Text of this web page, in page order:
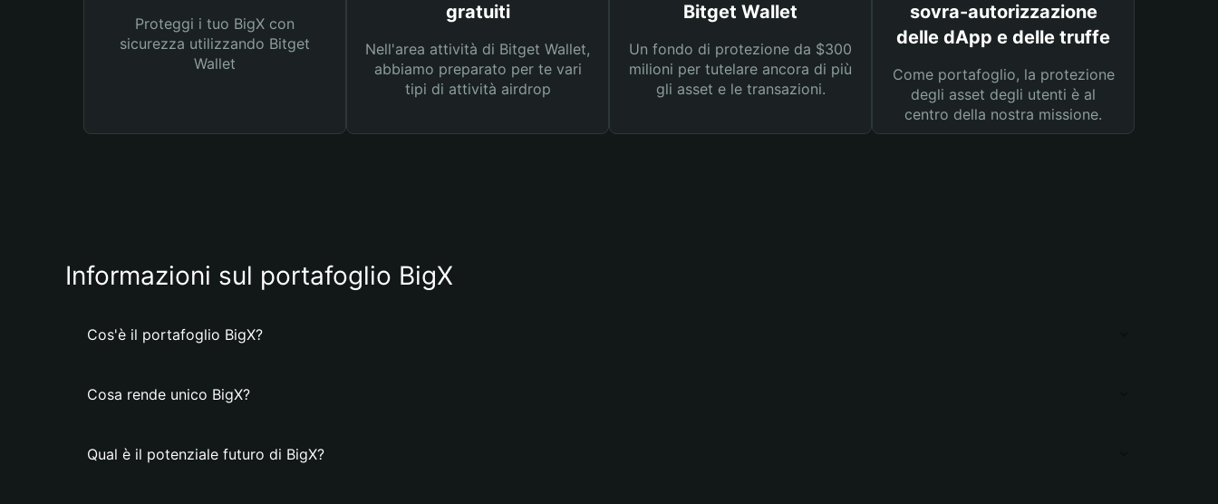
Proteggi i tuo BigX con
sicurezza utilizzando Bitget
Wallet
gratuiti
Nell'area attività di Bitget Wallet,
abbiamo preparato per te vari
tipi di attività airdrop
Bitget Wallet
Un fondo di protezione da $300
milioni per tutelare ancora di più
gli asset e le transazioni.
sovra-autorizzazione
delle dApp e delle truffe
Come portafoglio, la protezione
degli asset degli utenti è al
centro della nostra missione.
Informazioni sul portafoglio BigX
Cos'è il portafoglio BigX?
Cosa rende unico BigX?
Qual è il potenziale futuro di BigX?